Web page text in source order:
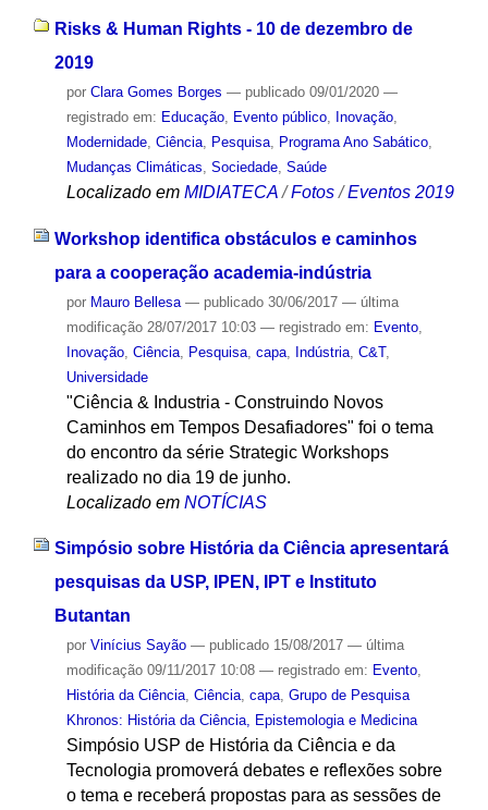
Risks & Human Rights - 10 de dezembro de
2019
por Clara Gomes Borges — publicado09/01/2020 —
registrado em: Educação, Evento público, Inovação,
Modernidade, Ciência, Pesquisa, Programa Ano Sabático,
Mudanças Climáticas, Sociedade, Saúde
Localizado em MIDIATECA /Fotos /Eventos 2019
Workshop identifica obstáculos e caminhos
para a cooperação academia-indústria
por Mauro Bellesa — publicado30/06/2017 — última
modificação28/07/2017 10:03 — registrado em: Evento,
Inovação, Ciência, Pesquisa, capa, Indústria, C&T,
Universidade
"Ciência & Industria - Construindo Novos
Caminhos em Tempos Desafiadores" foi o tema
do encontro da série Strategic Workshops
realizado no dia 19 de junho.
Localizado em NOTÍCIAS
Simpósio sobre História da Ciência apresentará
pesquisas da USP, IPEN, IPT e Instituto
Butantan
por Vinícius Sayão — publicado15/08/2017 — última
modificação09/11/2017 10:08 — registrado em: Evento,
História da Ciência, Ciência, capa, Grupo de Pesquisa
Khronos: História da Ciência, Epistemologia e Medicina
Simpósio USP de História da Ciência e da
Tecnologia promoverá debates e reflexões sobre
o tema e receberá propostas para as sessões de